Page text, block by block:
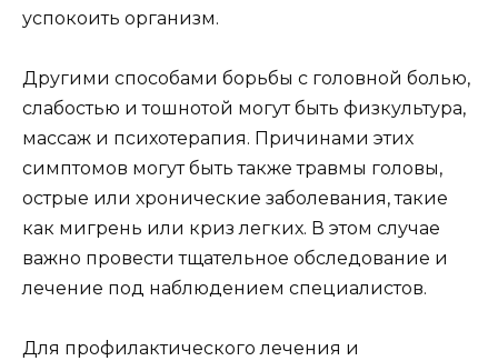
успокоить организм.
Другими способами борьбы с головной болью,
слабостью и тошнотой могут быть физкультура,
массаж и психотерапия. Причинами этих
симптомов могут быть также травмы головы,
острые или хронические заболевания, такие
как мигрень или криз легких. В этом случае
важно провести тщательное обследование и
лечение под наблюдением специалистов.
Для профилактического лечения и